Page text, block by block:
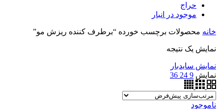
حراج
موجود در انبار
خانه محصولات برچسب خورده “برطرف کننده ریزش مو”
نمایش یک نتیجه
نمایش سایدبار
نمایش 9
24
36
ناموجود